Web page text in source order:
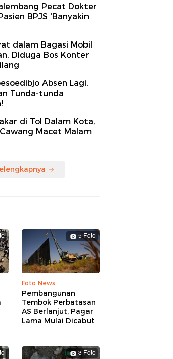
Pecat Dokter
BPJS 'Banyakin
dalam Bagasi Mobil
Diduga Bos Konter
Absen Lagi,
Tunda-tunda
di Tol Dalam Kota,
Macet Malam
5 Foto
Foto News
Pembangunan
Tembok Perbatasan
AS Berlanjut, Pagar
Lama Mulai Dicabut
3 Foto